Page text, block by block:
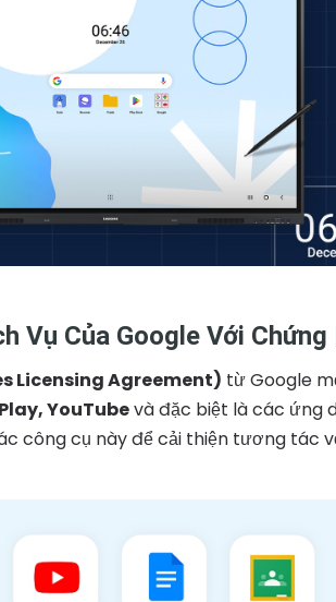
Vụ Của Google Với Chứng
Licensing Agreement) từ Google
YouTubevà đặc biệt là các ứng
công cụ này để cải thiện tương tác